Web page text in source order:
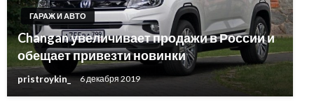
ГАРАЖ И АВТО
Changan увеличивает продажи в России и
обещает привезти новинки
pristroykin_ 6 декабря 2019